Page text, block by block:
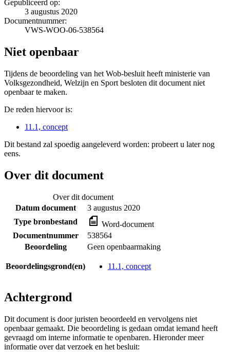
Gepubliceerd op:
3 augustus 2020
Documentnummer:
VWS-WOO-06-538564
Niet openbaar
Tijdens de beoordeling van het Wob-besluit heeft ministerie van
Volksgezondheid, Welzijn en Sport besloten dit document niet
openbaar te maken.
De reden hiervoor is:
11.1, concept
Dit bestand zal spoedig aangeleverd worden: probeert u later nog
eens.
Over dit document
Over dit document
Datum document
3 augustus 2020
Type bronbestand
Word-document
Documentnummer
538564
Beoordeling
Geen openbaarmaking
Beoordelingsgrond(en) 11.1, concept
Achtergrond
Dit document is door juristen beoordeeld en vervolgens niet
openbaar gemaakt. Die beoordeling is gedaan omdat iemand heeft
gevraagd om interne informatie te openbaren. Hieronder meer
informatie over dat verzoek en het besluit: